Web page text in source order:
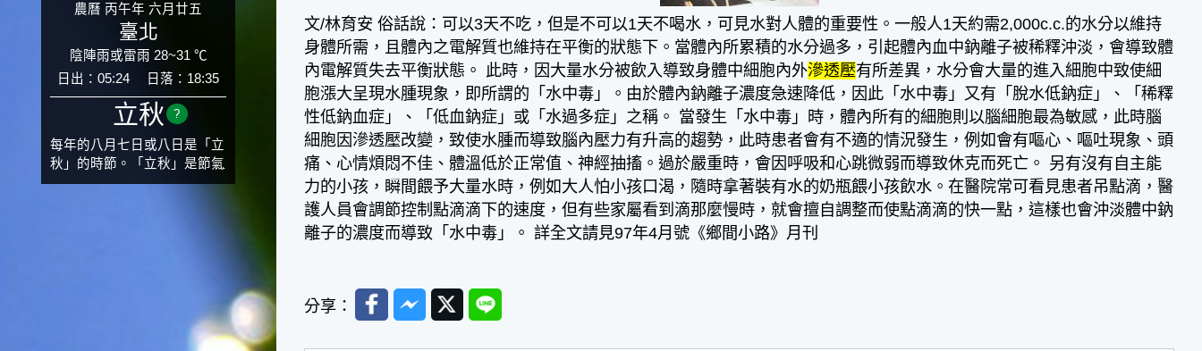
農曆 丙午年 六月廿五
臺北
陰陣雨或雷雨 28~31 ℃
日出：05:24
日落：18:35
立秋 ?
每年的八月七日或八日是「立
秋」的時節。「立秋」是節氣
邁入秋涼的先聲，表示酷熱難
感受到明顯的季節改變。◎節
氣小農夫我國以農立國，在大
文/林育安 俗話說：可以3天不吃，但是不可以1天不喝水，可見水對人體的重要性。一般人1天約需2,000c.c.的水分以維持
身體所需，且體內之電解質也維持在平衡的狀態下。當體內所累積的水分過多，引起體內血中鈉離子被稀釋沖淡，會導致體
內電解質失去平衡狀態。 此時，因大量水分被飲入導致身體中細胞內外滲透壓有所差異，水分會大量的進入細胞中致使細
胞漲大呈現水腫現象，即所謂的「水中毒」。由於體內鈉離子濃度急速降低，因此「水中毒」又有「脫水低鈉症」、「稀釋
性低鈉血症」、「低血鈉症」或「水過多症」之稱。 當發生「水中毒」時，體內所有的細胞則以腦細胞最為敏感，此時腦
細胞因滲透壓改變，致使水腫而導致腦內壓力有升高的趨勢，此時患者會有不適的情況發生，例如會有嘔心、嘔吐現象、頭
痛、心情煩悶不佳、體溫低於正常值、神經抽搐。過於嚴重時，會因呼吸和心跳微弱而導致休克而死亡。 另有沒有自主能
力的小孩，瞬間餵予大量水時，例如大人怕小孩口渴，隨時拿著裝有水的奶瓶餵小孩飲水。在醫院常可看見患者吊點滴，醫
護人員會調節控制點滴滴下的速度，但有些家屬看到滴那麼慢時，就會擅自調整而使點滴滴的快一點，這樣也會沖淡體中鈉
離子的濃度而導致「水中毒」。 詳全文請見97年4月號《鄉間小路》月刊
分享：
FacebookMessenger
TwitterLine